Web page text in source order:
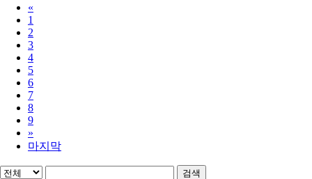
«
1
2
3
4
5
6
7
8
9
»
마지막
검색